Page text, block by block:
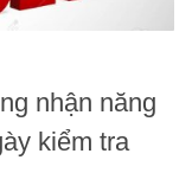
nhận năng
kiểm tra